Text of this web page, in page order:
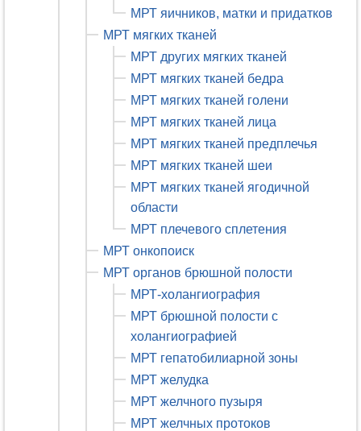
МРТ яичников, матки и придатков
МРТ мягких тканей
МРТ других мягких тканей
МРТ мягких тканей бедра
МРТ мягких тканей голени
МРТ мягких тканей лица
МРТ мягких тканей предплечья
МРТ мягких тканей шеи
МРТ мягких тканей ягодичной
области
МРТ плечевого сплетения
МРТ онкопоиск
МРТ органов брюшной полости
МРТ-холангиография
МРТ брюшной полости с
холангиографией
МРТ гепатобилиарной зоны
МРТ желудка
МРТ желчного пузыря
МРТ желчных протоков